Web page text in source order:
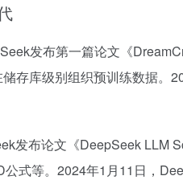
发布第一篇论文《
存库级别组织预训练数据
发布论文《DeepSeek LLM
式等。2024年1月11日，